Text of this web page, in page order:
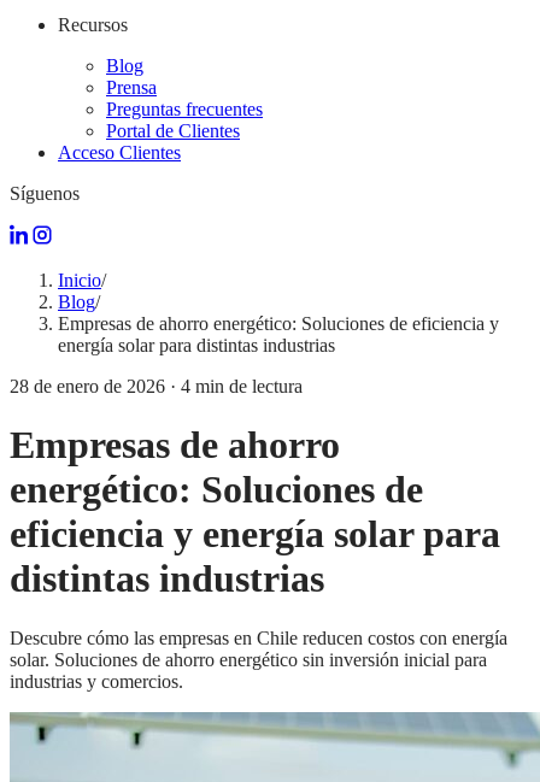
Recursos
Blog
Prensa
Preguntas frecuentes
Portal de Clientes
Acceso Clientes
Síguenos
Inicio/
Blog/
Empresas de ahorro energético: Soluciones de eficiencia y
energía solar para distintas industrias
28 de enero de 2026 · 4 min de lectura
Empresas de ahorro
energético: Soluciones de
eficiencia y energía solar para
distintas industrias
Descubre cómo las empresas en Chile reducen costos con energía
solar. Soluciones de ahorro energético sin inversión inicial para
industrias y comercios.